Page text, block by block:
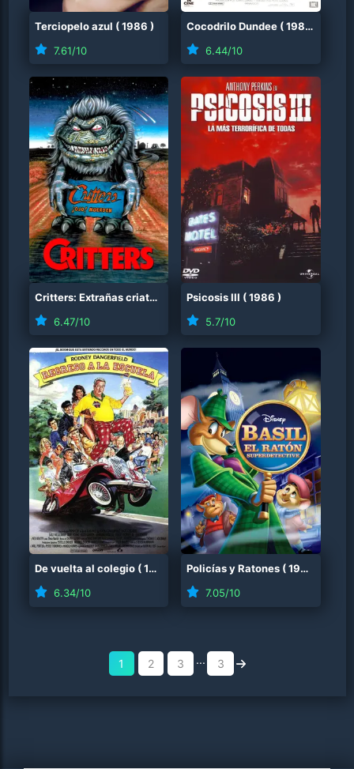
Terciopelo azul (1986 )
7.61/10
Cocodrilo Dundee (1986
)
6.44/10
Critters: Extrañas criaturas 1986)
6.47/10
Psicosis III (1986 )
5.7/10
De vuelta al colegio (1986
6.34/10
Policías y Ratones (1986
7.05/10
1 2 3 ... 3